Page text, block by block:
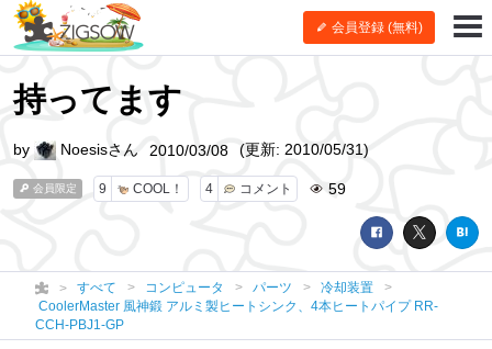
会員登録 (無料)
持ってます
会員限定 9 COOL！ 4 コメント 59
by Noesisさん 2010/03/08 (更新: 2010/05/31)
すべて コンピュータ パーツ
冷却装置
CoolerMaster 風神鍛 アルミ製ヒートシンク、4本ヒートパイプ RR-
CCH-PBJ1-GP